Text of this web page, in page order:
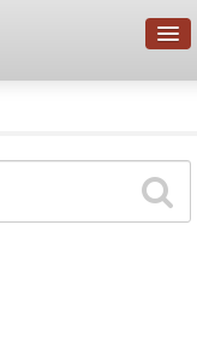
Organizzazioni